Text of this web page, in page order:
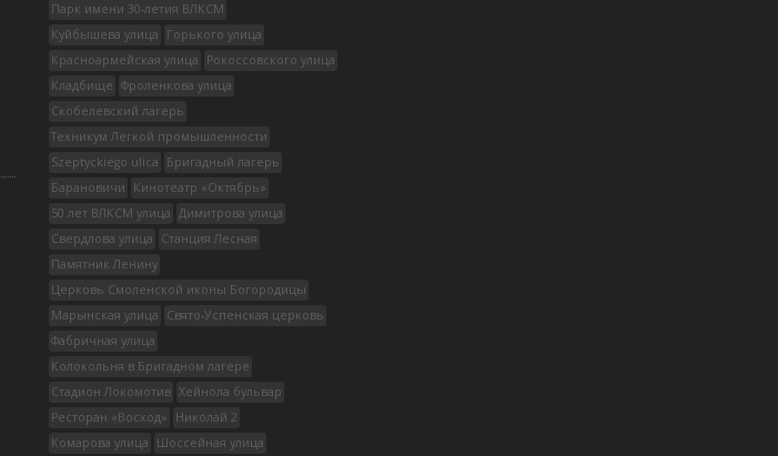
Парк имени 30-летия ВЛКСМ
Куйбышева улица
Горького улица
Красноармейская улица
Рокоссовского улица
Кладбище Фроленкова улица
Скобелевский лагерь
Техникум Легкой промышленности
Szeptyckiego ulica
Бригадный лагерь
Барановичи
Кинотеатр «Октябрь»
50 лет ВЛКСМ улица Димитрова улица
Свердлова улица
Станция Лесная
Памятник Ленину
Церковь Смоленской иконы Богородицы
Марынская улица
Свято-Успенская церковь
Фабричная улица
Колокольня в Бригадном лагере
Стадион Локомотив Хейнола бульвар
Ресторан «Восход»
Николай 2
Комарова улица
Шоссейная улица